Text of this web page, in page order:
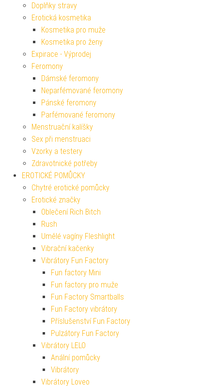
Doplňky stravy
Erotická kosmetika
Kosmetika pro muže
Kosmetika pro ženy
Expirace - Výprodej
Feromony
Dámské feromony
Neparfémované feromony
Pánské feromony
Parfémované feromony
Menstruační kalíšky
Sex při menstruaci
Vzorky a testery
Zdravotnické potřeby
EROTICKÉ POMŮCKY
Chytré erotické pomůcky
Erotické značky
Oblečení Rich Bitch
Rush
Umělé vagíny Fleshlight
Vibrační kačenky
Vibrátory Fun Factory
Fun factory Mini
Fun factory pro muže
Fun Factory Smartballs
Fun Factory vibrátory
Příslušenství Fun Factory
Pulzátory Fun Factory
Vibrátory LELO
Anální pomůcky
Vibrátory
Vibrátory Loveo